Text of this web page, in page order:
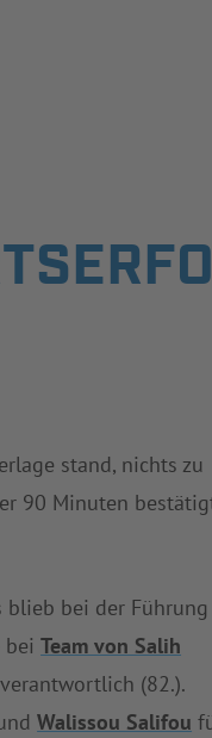
stand, nichts zu
90 Minuten
blieb bei der Führung
beiTeam von Salih
verantwortlich (82.).
Walissou Salifou